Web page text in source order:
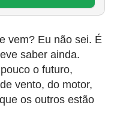
vem? Eu não sei. É
saber ainda.
o futuro,
vento, do motor,
os outros estão